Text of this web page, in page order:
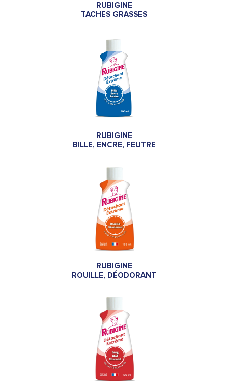
RUBIGINE
TACHES GRASSES
RUBIGINE
BILLE, ENCRE, FEUTRE
RUBIGINE
ROUILLE, DÉODORANT